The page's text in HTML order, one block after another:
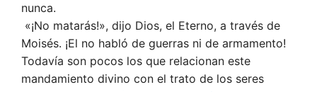
nunca.
«¡No matarás!», dijo Dios, el Eterno, a través de
Moisés. ¡El no habló de guerras ni de armamento!
Todavía son pocos los que relacionan este
mandamiento divino con el trato de los seres